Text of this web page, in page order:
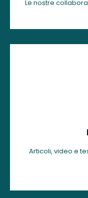
Le nostre
Articoli, video e